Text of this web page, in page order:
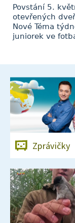
Povstání 5.
otevřených
Nové Téma
juniorek ve
Zprávičky